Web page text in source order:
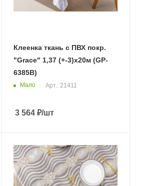
Клеенка ткань с ПВХ покр.
"Grace" 1,37 (+-3)х20м (GP-
6385B)
Мало Арт.: 21411
3 564 ₽/шт